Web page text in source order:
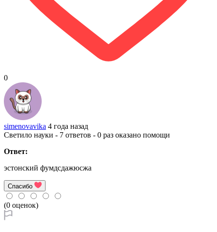
0
simenovavika 4 года назад
Светило науки - 7 ответов - 0 раз оказано помощи
Ответ:
эстонский фумдсдажюсжа
Спасибо
(0 оценок)